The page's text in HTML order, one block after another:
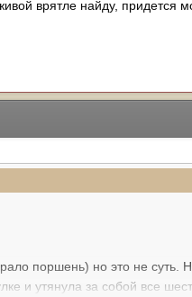
врятле найду, придется
поршень) но это не
и утянула за собой все